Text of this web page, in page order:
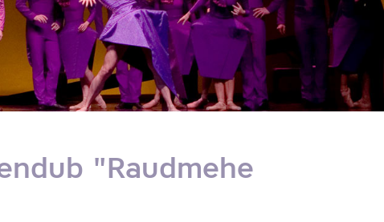
"Raudmehe